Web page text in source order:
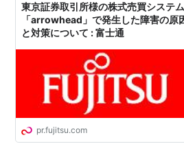
東京証券取引所様の株式売買システム
「arrowhead」で発生した障害の原
と対策について : 富士通
pr.fujitsu.com